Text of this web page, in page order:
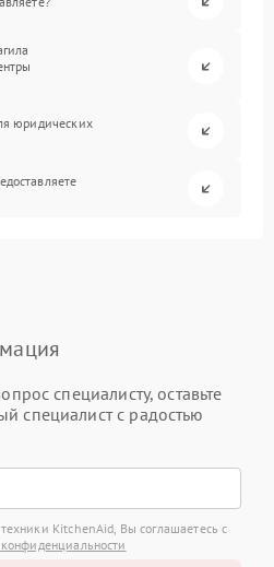
юридических
специалисту, оставьте
специалист с радостью
KitchenAid, Вы соглашаетесь с